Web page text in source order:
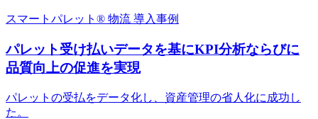
スマートパレット® 物流 導入事例
パレット受け払いデータを基にKPI分析ならびに
品質向上の促進を実現
パレットの受払をデータ化し、資産管理の省人化に成功し
た。